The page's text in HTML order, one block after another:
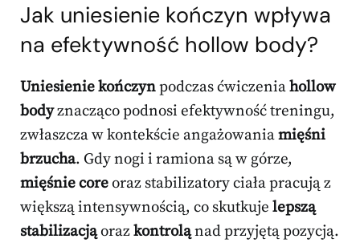
Jak uniesienie kończyn wpływa
na efektywność hollow body?
Uniesienie kończynpodczas ćwiczeniahollow
bodyznacząco podnosi efektywność treningu,
zwłaszcza w kontekście angażowaniamięśni
brzucha. Gdy nogi i ramiona są w górze,
mięśnie coreoraz stabilizatory ciała pracują z
większą intensywnością, co skutkuje lepszą
stabilizacjąorazkontroląnad przyjętą pozycją.